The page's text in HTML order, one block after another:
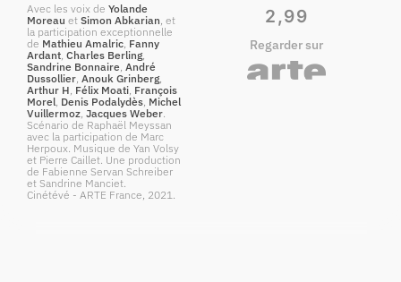
Avec les voix de Yolande
Moreau et Simon Abkarian , et
la participation exceptionnelle
de Mathieu Amalric Fanny
Ardant Charles Berling
Sandrine Bonnaire André
Dussollier Anouk Grinberg
Arthur H Félix Moati François
Morel Denis Podalydès Michel
Vuillermoz Jacques Weber
Scénario de Raphaël Meyssan
avec la participation de Marc
Herpoux. Musique de Yan Volsy
et Pierre Caillet. Une production
de Fabienne Servan Schreiber
et Sandrine Manciet.
Cinétévé - ARTE France, 2021.
2,99
Regarder sur